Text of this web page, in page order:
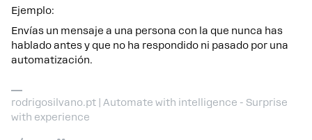
Ejemplo:
Envías un mensaje a una persona con la que nunca has
hablado antes y que no ha respondido ni pasado por una
automatización.
rodrigosilvano.pt | Automate with intelligence - Surprise
with experience